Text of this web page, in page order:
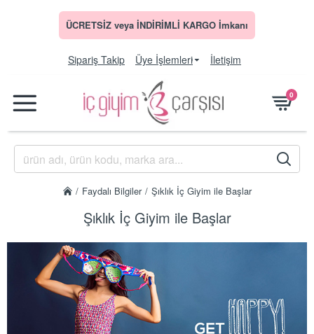
ÜCRETSİZ veya İNDİRİMLİ KARGO İmkanı
Sipariş Takip Üye İşlemleri İletişim
0
Faydalı Bilgiler Şıklık İç Giyim ile Başlar
Şıklık İç Giyim ile Başlar